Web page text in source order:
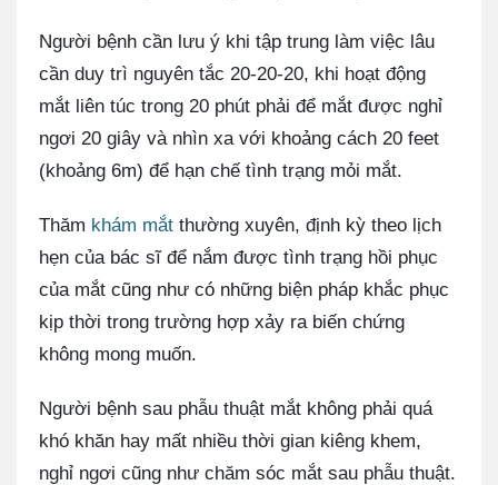
Người bệnh cần lưu ý khi tập trung làm việc lâu
cần duy trì nguyên tắc 20-20-20, khi hoạt động
mắt liên túc trong 20 phút phải để mắt được nghỉ
ngơi 20 giây và nhìn xa với khoảng cách 20 feet
(khoảng 6m) để hạn chế tình trạng mỏi mắt.
Thăm khám mắt thường xuyên, định kỳ theo lịch
hẹn của bác sĩ để nắm được tình trạng hồi phục
của mắt cũng như có những biện pháp khắc phục
kịp thời trong trường hợp xảy ra biến chứng
không mong muốn.
Người bệnh sau phẫu thuật mắt không phải quá
khó khăn hay mất nhiều thời gian kiêng khem,
nghỉ ngơi cũng như chăm sóc mắt sau phẫu thuật.